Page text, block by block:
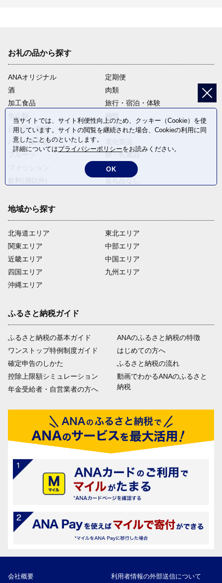
お礼の品から探す
ANAオリジナル
定期便
酒
肉類
加工食品
旅行・宿泊・体験
魚介類
麺類
日用品・雑貨
野菜
パン・菓子類
フルーツ
卵・乳製品
米・穀物
地域から探す
北海道エリア
関東エリア
近畿エリア
四国エリア
沖縄エリア
東北エリア
中部エリア
中国エリア
九州エリア
ふるさと納税ガイド
ふるさと納税の基本ガイド
ワンストップ特例制度ガイド
確定申告のしかた
控除上限額シミュレーション
年金受給者・自営業者の方へ
ANAのふるさと納税の特徴
はじめての方へ
ふるさと納税の流れ
動画でわかるANAのふるさと
納税
会社概要 利用者情報の外部送信について
当サイトでは、サイト利便性向上のため、クッキー（Cookie）を使
用しています。サイトの閲覧を継続された場合、Cookieの利用に同
意したことものといたします。
詳細についてはプライバシーポリシーをお読みください。
OK